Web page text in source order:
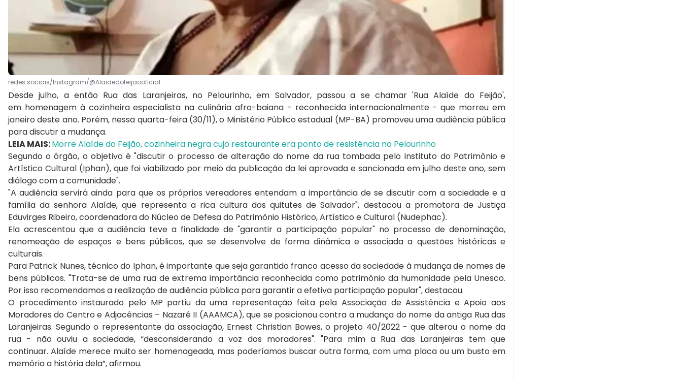
redes sociais/Instagram/@Alaidedofeijaooficial
Desde julho, a então Rua das Laranjeiras, no Pelourinho, em Salvador, passou a se chamar 'Rua Alaíde do Feijão',
em homenagem à cozinheira especialista na culinária afro-baiana - reconhecida internacionalmente - que morreu em
janeiro deste ano. Porém, nessa quarta-feira (30/11), o Ministério Público estadual (MP-BA) promoveu uma audiência pública
para discutir a mudança.
LEIA MAIS:Morre Alaíde do Feijão, cozinheira negra cujo restaurante era ponto de resistência no Pelourinho
Segundo o órgão, o objetivo é "discutir o processo de alteração do nome da rua tombada pelo Instituto do Patrimônio e
Artístico Cultural (Iphan), que foi viabilizado por meio da publicação da lei aprovada e sancionada em julho deste ano, sem
diálogo com a comunidade".
"A audiência servirá ainda para que os próprios vereadores entendam a importância de se discutir com a sociedade e a
família da senhora Alaíde, que representa a rica cultura dos quitutes de Salvador", destacou a promotora de Justiça
Eduvirges Ribeiro, coordenadora do Núcleo de Defesa do Patrimônio Histórico, Artístico e Cultural (Nudephac).
Ela acrescentou que a audiência teve a finalidade de "garantir a participação popular" no processo de denominação,
renomeação de espaços e bens públicos, que se desenvolve de forma dinâmica e associada a questões históricas e
culturais.
Para Patrick Nunes, técnico do Iphan, é importante que seja garantido franco acesso da sociedade à mudança de nomes de
bens públicos. "Trata-se de uma rua de extrema importância reconhecida como patrimônio da humanidade pela Unesco.
Por isso recomendamos a realização de audiência pública para garantir a efetiva participação popular", destacou.
O procedimento instaurado pelo MP partiu da uma representação feita pela Associação de Assistência e Apoio aos
Moradores do Centro e Adjacências – Nazaré II (AAAMCA), que se posicionou contra a mudança do nome da antiga Rua das
Laranjeiras. Segundo o representante da associação, Ernest Christian Bowes, o projeto 40/2022 - que alterou o nome da
rua - não ouviu a sociedade, “desconsiderando a voz dos moradores". "Para mim a Rua das Laranjeiras tem que
continuar. Alaíde merece muito ser homenageada, mas poderíamos buscar outra forma, com uma placa ou um busto em
memória a história dela”, afirmou.